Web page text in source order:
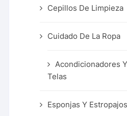
Cepillos De Limpieza
Cuidado De La Ropa
Acondicionadores
Telas
Esponjas Y Estropajos